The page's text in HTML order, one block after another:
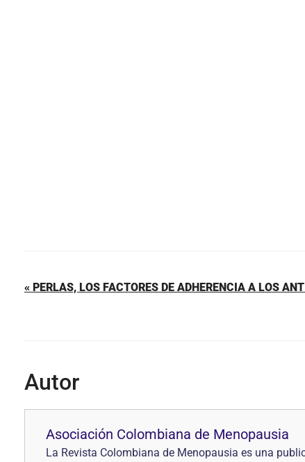
« PERLAS, LOS FACTORES DE ADHERENCIA A LOS
Autor
Asociación Colombiana de Menopausia
La Revista Colombiana de Menopausia es una